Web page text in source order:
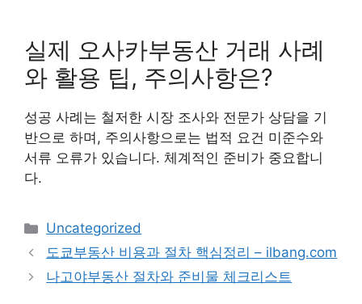
실제 오사카부동산 거래 사례
와 활용 팁, 주의사항은?
성공 사례는 철저한 시장 조사와 전문가 상담을 기
반으로 하며, 주의사항으로는 법적 요건 미준수와
서류 오류가 있습니다. 체계적인 준비가 중요합니
다.
Categories
Uncategorized
도쿄부동산 비용과 절차 핵심정리 – ilbang.com
나고야부동산 절차와 준비물 체크리스트